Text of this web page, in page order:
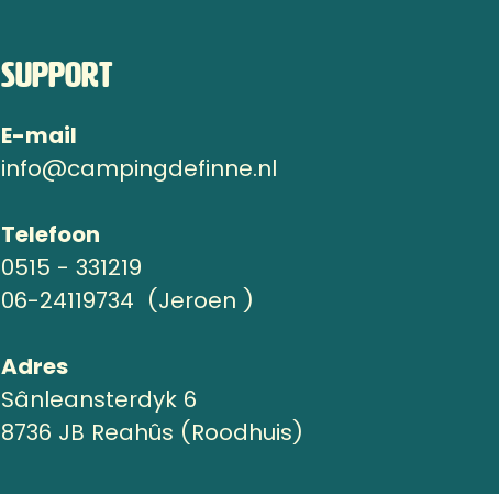
Support
E-mail
info@campingdefinne.nl
Telefoon
0515 - 331219
06-24119734 (Jeroen )
Adres
Sânleansterdyk 6
8736 JB Reahûs (Roodhuis)